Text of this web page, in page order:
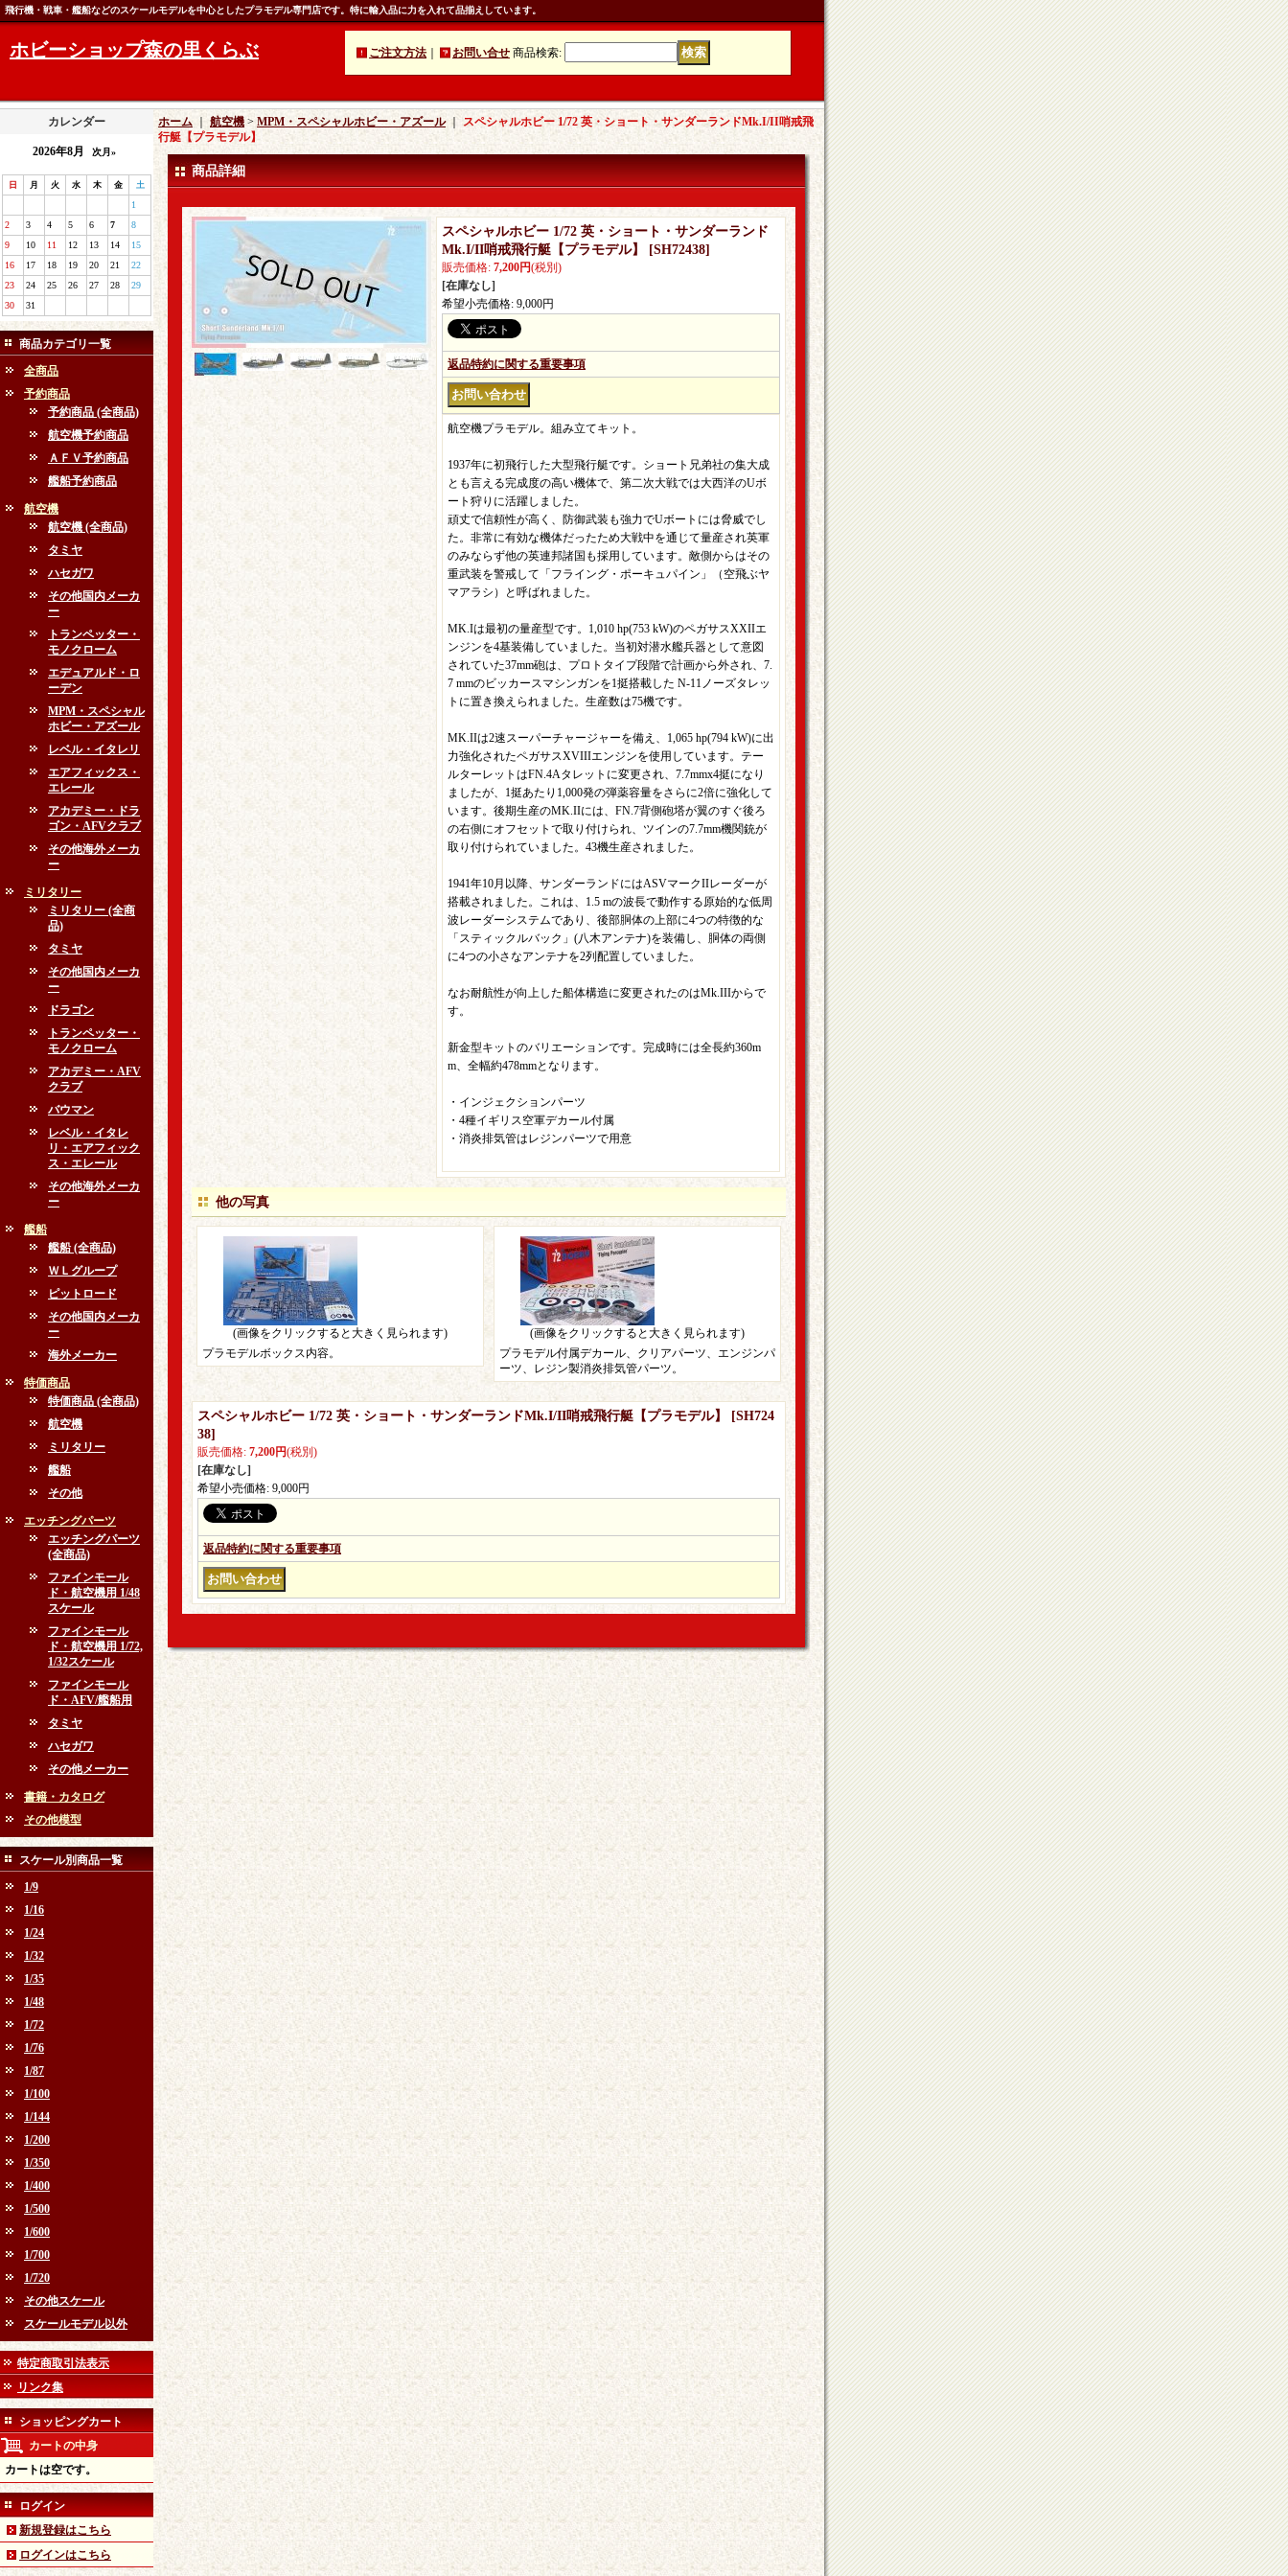
飛行機・戦車・艦船などのスケールモデルを中心としたプラモデル専門店です。特に輸入品に力を入れて品揃えしています。
ホビーショップ森の里くらぶ ご注文方法 お問い合せ 商品検索:
カレンダー
2026年8月 次月»
日 月 火 水 木 金 土
1
2
3 4 5 6 7
8
9
10 11 12 13 14
15
16
17 18 19 20 21
22
23
24 25 26 27 28
29
30
31
商品カテゴリ一覧
全商品
予約商品
予約商品 (全商品)
航空機予約商品
ＡＦＶ予約商品
艦船予約商品
航空機
航空機 (全商品)
タミヤ
ハセガワ
その他国内メーカ
ー
トランペッター・
モノクローム
エデュアルド・ロ
ーデン
MPM・スペシャル
ホビー・アズール
レベル・イタレリ
エアフィックス・
エレール
アカデミー・ドラ
ゴン・AFVクラブ
その他海外メーカ
ー
ミリタリー
ミリタリー (全商
品)
タミヤ
その他国内メーカ
ー
ドラゴン
トランペッター・
モノクローム
アカデミー・AFV
クラブ
バウマン
レベル・イタレ
リ・エアフィック
ス・エレール
その他海外メーカ
ー
艦船
艦船 (全商品)
ＷＬグループ
ピットロード
その他国内メーカ
ー
海外メーカー
特価商品
特価商品 (全商品)
航空機
ミリタリー
艦船
その他
エッチングパーツ
エッチングパーツ
(全商品)
ファインモール
ド・航空機用 1/48
スケール
ファインモール
ド・航空機用 1/72,
1/32スケール
ファインモール
ド・AFV/艦船用
タミヤ
ハセガワ
その他メーカー
書籍・カタログ
その他模型
スケール別商品一覧
1/9
1/16
1/24
1/32
1/35
1/48
1/72
1/76
1/87
1/100
1/144
1/200
1/350
1/400
1/500
1/600
1/700
1/720
その他スケール
スケールモデル以外
特定商取引法表示
リンク集
ショッピングカート
カートの中身
カートは空です。
ログイン
新規登録はこちら
ログインはこちら
ホーム 航空機 > MPM・スペシャルホビー・アズール｜ スペシャルホビー 1/72 英・ショート・サンダーランドMk.I/II哨戒飛
行艇【プラモデル】
商品詳細
スペシャルホビー 1/72 英・ショート・サンダーランド
Mk.I/II哨戒飛行艇【プラモデル】
[SH72438]
販売価格: 7,200円(税別)
[在庫なし]
希望小売価格: 9,000円
返品特約に関する重要事項
航空機プラモデル。組み立てキット。
1937年に初飛行した大型飛行艇です。ショート兄弟社の集大成
とも言える完成度の高い機体で、第二次大戦では大西洋のUボ
ート狩りに活躍しました。
頑丈で信頼性が高く、防御武装も強力でUボートには脅威でし
た。非常に有効な機体だったため大戦中を通じて量産され英軍
のみならず他の英連邦諸国も採用しています。敵側からはその
重武装を警戒して「フライング・ポーキュパイン」（空飛ぶヤ
マアラシ）と呼ばれました。
MK.Iは最初の量産型です。1,010 hp(753 kW)のペガサスXXIIエ
ンジンを4基装備していました。当初対潜水艦兵器として意図
されていた37mm砲は、プロトタイプ段階で計画から外され、7.
7 mmのビッカースマシンガンを1挺搭載した ​​N-11ノーズタレッ
トに置き換えられました。生産数は75機です。
MK.IIは2速スーパーチャージャーを備え、1,065 hp(794 kW)に出
力強化されたペガサスXVIIIエンジンを使用しています。テー
ルターレットはFN.4Aタレットに変更され、7.7mmx4挺になり
ましたが、1挺あたり1,000発の弾薬容量をさらに2倍に強化して
います。後期生産のMK.IIには、FN.7背側砲塔が翼のすぐ後ろ
の右側にオフセットで取り付けられ、ツインの7.7mm機関銃が
取り付けられていました。43機生産されました。
1941年10月以降、サンダーランドにはASVマークIIレーダーが
搭載されました。これは、1.5 mの波長で動作する原始的な低周
波レーダーシステムであり、後部胴体の上部に4つの特徴的な
「スティックルバック」(八木アンテナ)を装備し、胴体の両側
に4つの小さなアンテナを2列配置していました。
なお耐航性が向上した船体構造に変更されたのはMk.IIIからで
す。
新金型キットのバリエーションです。完成時には全長約360m
m、全幅約478mmとなります。
・インジェクションパーツ
・4種イギリス空軍デカール付属
・消炎排気管はレジンパーツで用意
他の写真
(画像をクリックすると大きく見られます)
プラモデルボックス内容。
(画像をクリックすると大きく見られます)
プラモデル付属デカール、クリアパーツ、エンジンパ
ーツ、レジン製消炎排気管パーツ。
スペシャルホビー 1/72 英・ショート・サンダーランドMk.I/II哨戒飛行艇【プラモデル】 [SH724
38]
販売価格: 7,200円(税別)
[在庫なし]
希望小売価格: 9,000円
返品特約に関する重要事項